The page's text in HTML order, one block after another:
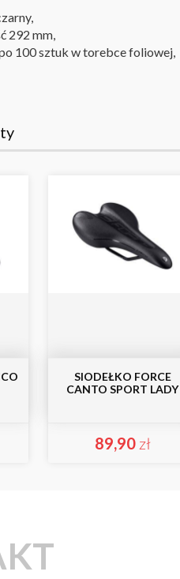
292 mm,
100 sztuk w torebce foliowej,
SIODEŁKO FORCE
CANTO SPORT LADY
89,90 zł